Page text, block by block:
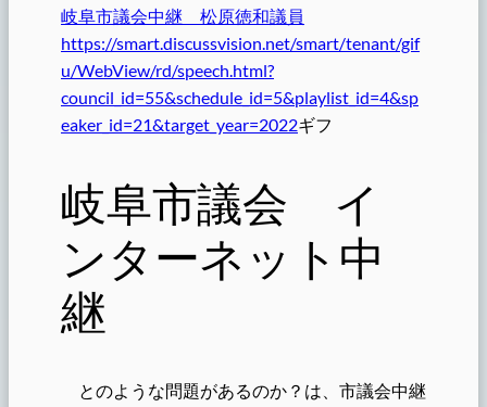
岐阜市議会中継 松原徳和議員
https://smart.discussvision.net/smart/tenant/gif
u/WebView/rd/speech.html?
council_id=55&schedule_id=5&playlist_id=4&sp
eaker_id=21&target_year=2022ギフ
岐阜市議会 イ
ンターネット中
継
とのような問題があるのか？は、市議会中継